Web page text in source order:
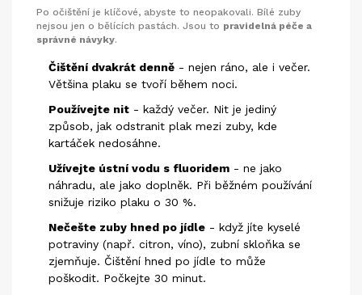
Po očištění je klíčové, abyste to neopakovali. Bílé zuby
nejsou jen o bělících pastách. Jsou to pravidelná péče a
správné návyky.
Čištění dvakrát denně - nejen ráno, ale i večer.
Většina plaku se tvoří během noci.
Používejte nit - každý večer. Nit je jediný
způsob, jak odstranit plak mezi zuby, kde
kartáček nedosáhne.
Užívejte ústní vodu s fluoridem - ne jako
náhradu, ale jako doplněk. Při běžném používání
snižuje riziko plaku o 30 %.
Nečešte zuby hned po jídle - když jíte kyselé
potraviny (např. citron, víno), zubní skloňka se
zjemňuje. Čištění hned po jídle to může
poškodit. Počkejte 30 minut.